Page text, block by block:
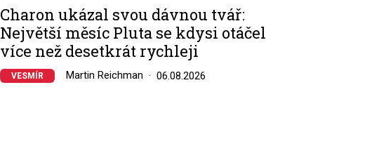
Charon ukázal svou dávnou tvář:
Největší měsíc Pluta se kdysi otáčel
více než desetkrát rychleji
VESMÍR Martin Reichman 06.08.2026